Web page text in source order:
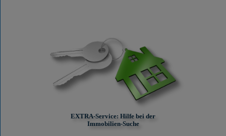
EXTRA-Service: Hilfe bei der
Immobilien-Suche